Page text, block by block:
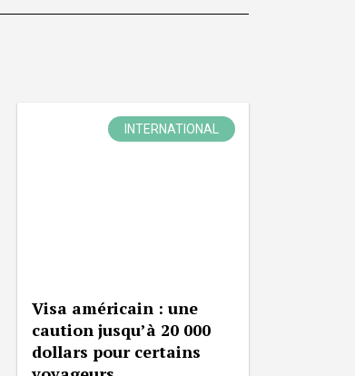
INTERNATIONAL
Visa américain : une
caution jusqu’à 20 000
dollars pour certains